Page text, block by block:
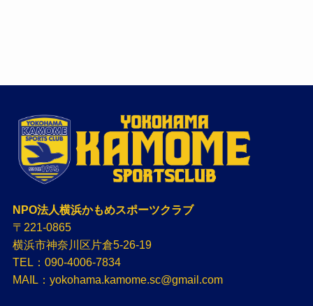
NPO法人横浜かもめスポーツクラブ
〒221-0865
横浜市神奈川区片倉5-26-19
TEL：090-4006-7834
MAIL：yokohama.kamome.sc@gmail.com